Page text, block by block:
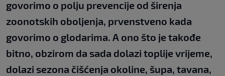
govorimo o polju prevencije od širenja
zoonotskih oboljenja, prvenstveno kada
govorimo o glodarima. A ono što je takođe
bitno, obzirom da sada dolazi toplije vrijeme,
dolazi sezona čišćenja okoline, šupa, tavana,